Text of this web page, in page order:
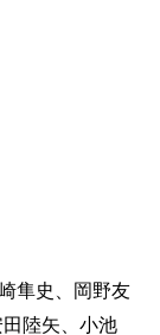
隼史、岡野友
陸矢、小池